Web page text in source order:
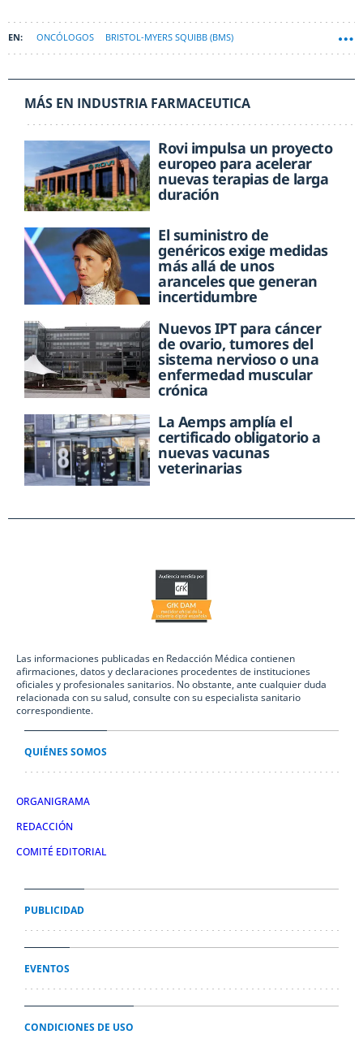
ONCÓLOGOS BRISTOL-MYERS SQUIBB (BMS)
MÁS EN INDUSTRIA FARMACEUTICA
Rovi impulsa un proyecto
europeo para acelerar
nuevas terapias de larga
duración
El suministro de
genéricos exige medidas
más allá de unos
aranceles que generan
incertidumbre
Nuevos IPT para cáncer
de ovario, tumores del
sistema nervioso o una
enfermedad muscular
crónica
La Aemps amplía el
certificado obligatorio a
nuevas vacunas
veterinarias
Las informaciones publicadas en Redacción Médica contienen
afirmaciones, datos y declaraciones procedentes de instituciones
oficiales y profesionales sanitarios. No obstante, ante cualquier duda
relacionada con su salud, consulte con su especialista sanitario
correspondiente.
QUIÉNES SOMOS
ORGANIGRAMA
REDACCIÓN
COMITÉ EDITORIAL
PUBLICIDAD
EVENTOS
CONDICIONES DE USO